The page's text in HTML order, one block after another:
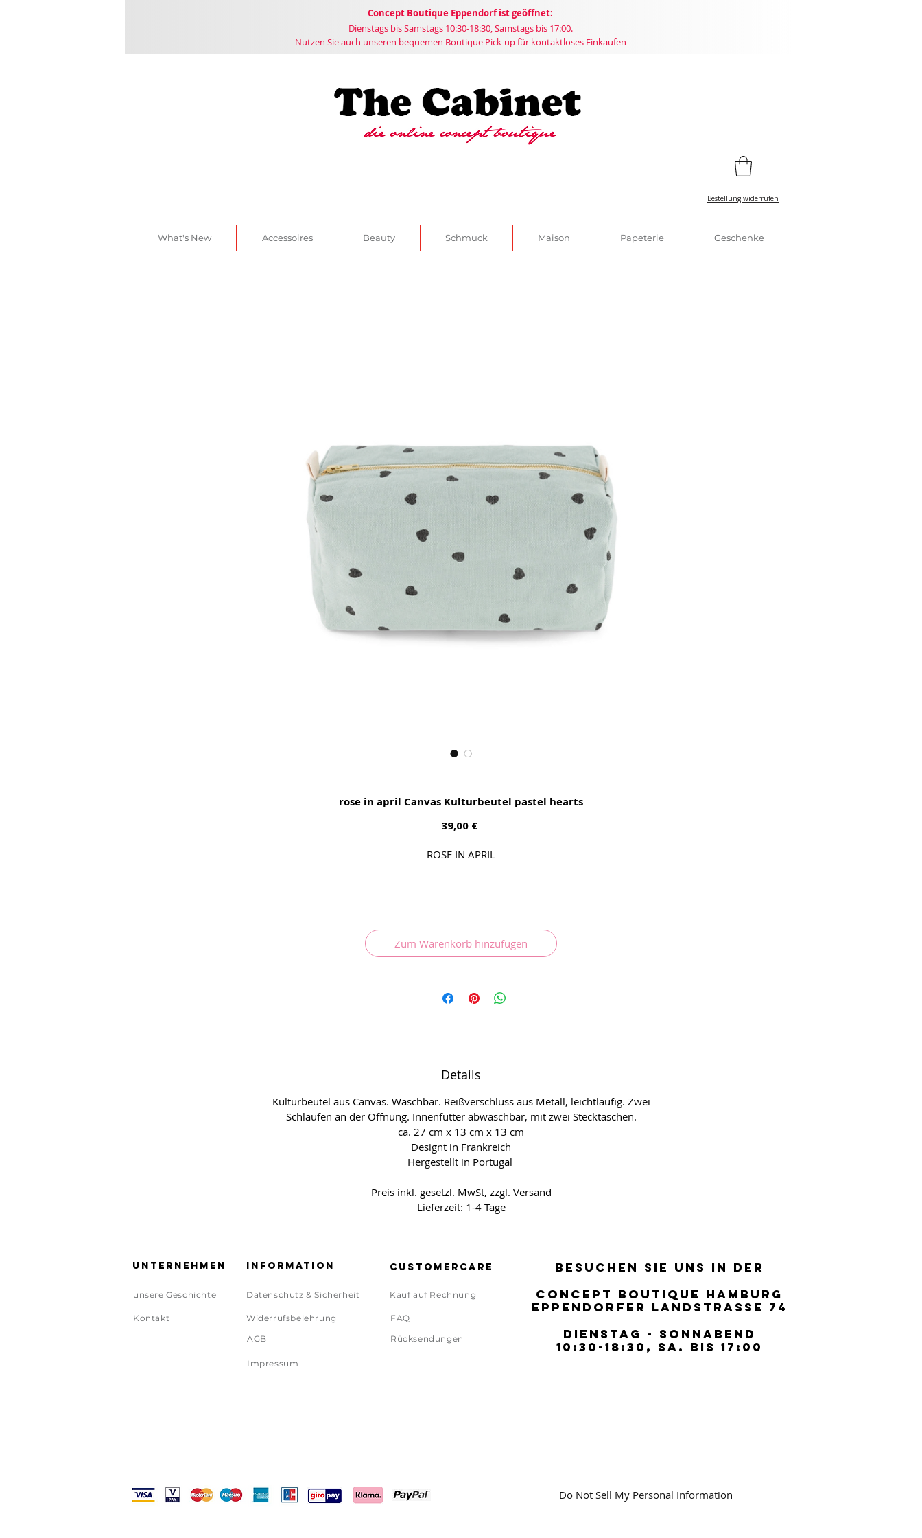
Concept Boutique Eppendorf ist geöffnet:
Dienstags bis Samstags 10:30-18:30, Samstags bis 17:00.
Nutzen Sie auch unseren bequemen Boutique Pick-up für kontaktloses Einkaufen
Bestellung widerrufen
What's New Accessoires Beauty Schmuck Maison Papeterie Geschenke
rose in april Canvas Kulturbeutel pastel hearts
39,00 €Preis
ROSE IN APRIL
eingelassenen Stecktaschen im abwaschbaren Innenfutter. Rose in
April lässt alle Stoffe in Portugal produzieren.
Zum Warenkorb hinzufügen
Details
Kulturbeutel aus Canvas. Waschbar. Reißverschluss aus Metall, leichtläufig. Zwei
Schlaufen an der Öffnung. Innenfutter abwaschbar, mit zwei Stecktaschen.
ca. 27 cm x 13 cm x 13 cm
Designt in Frankreich
Hergestellt in Portugal
Preis inkl. gesetzl. MwSt, zzgl. Versand
Lieferzeit: 1-4 Tage
Unternehmen
unsere Geschichte
Kontakt
Information
Datenschutz & Sicherheit
Widerrufsbelehrung
AGB
Customercare
Kauf auf Rechnung
FAQ
Rücksendungen
BESUCHEN SIE UNS IN DER
CONCEPT BOUTIQUE HAMBURG
EPPENDORFER LANDSTRASSE 74
DIENSTAG - SONNABEND
10:30-18:30, SA. BIS 17:00
BESUCHEN SIE UNS IN DER
CONCEPT BOUTIQUE HAMBURG
EPPENDORFER LANDSTRASSE 74
DIENSTAG - SONNABEND
10:30-18:30, SA. BIS 17:00
Impressum
Do Not Sell My Personal Information